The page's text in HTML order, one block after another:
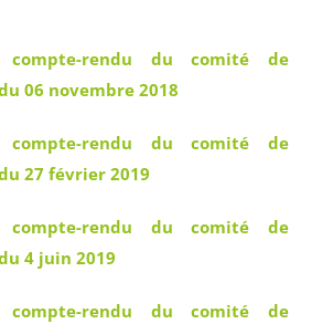
compte-rendu du comité de
06 novembre 2018
compte-rendu du comité de
27 février 2019
compte-rendu du comité de
4 juin 2019
compte-rendu du comité de